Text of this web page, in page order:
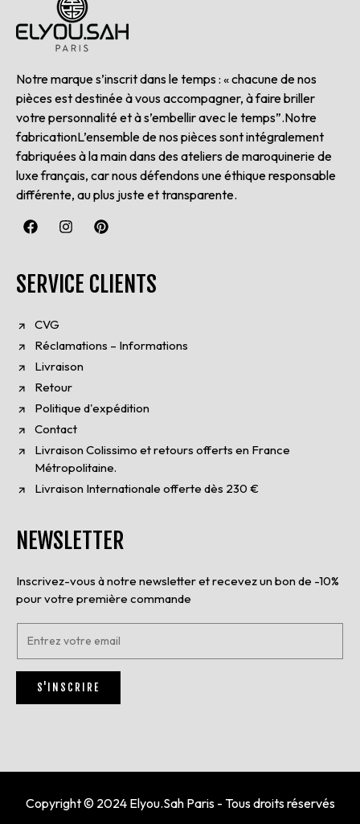
Notre marque s’inscrit dans le temps : « chacune de nos
pièces est destinée à vous accompagner, à faire briller
votre personnalité et à s’embellir avec le temps”.Notre
fabricationL’ensemble de nos pièces sont intégralement
fabriquées à la main dans des ateliers de maroquinerie de
luxe français, car nous défendons une éthique responsable
différente, au plus juste et transparente.
SERVICE CLIENTS
CVG
Réclamations – Informations
Livraison
Retour
Politique d'expédition
Contact
Livraison Colissimo et retours offerts en France
Métropolitaine.
Livraison Internationale offerte dès 230 €
NEWSLETTER
Inscrivez-vous à notre newsletter et recevez un bon de -10%
pour votre première commande
E
t
r
z
S'INSCRIRE
Copyright © 2024 Elyou.Sah Paris - Tous droits réservés